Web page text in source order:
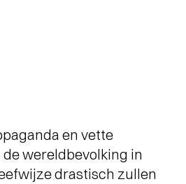
en vette
wereldbevolking in
drastisch zullen